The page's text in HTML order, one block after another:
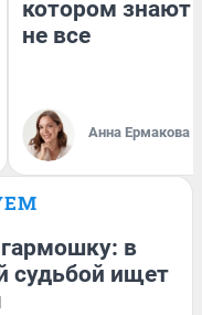
котором знают
не все
Анна Ермакова
в
судьбой ищет